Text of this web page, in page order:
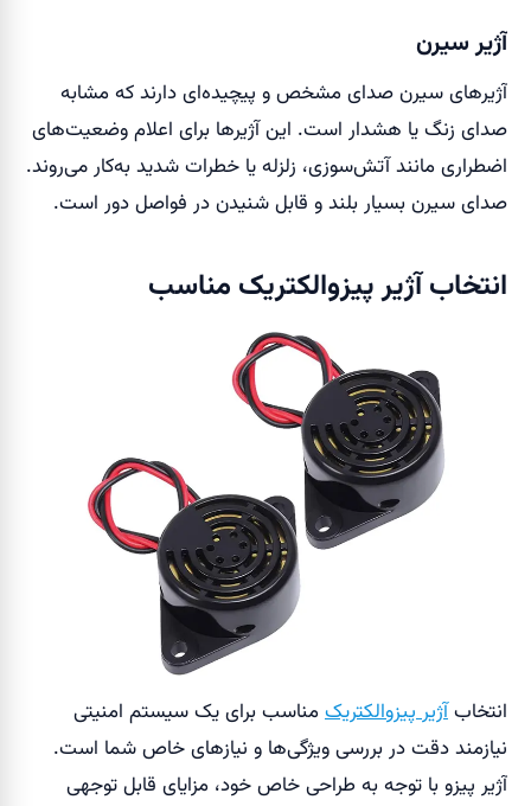
آژیر سیرن
آژیرهای سیرن صدای مشخص و پیچیده‌ای دارند که مشابه
صدای زنگ یا هشدار است. این آژیرها برای اعلام وضعیت‌های
اضطراری مانند آتش‌سوزی، زلزله یا خطرات شدید به‌کار می‌روند.
صدای سیرن بسیار بلند و قابل شنیدن در فواصل دور است.
انتخاب آژیر پیزوالکتریک مناسب
انتخابآژیر پیزوالکتریکمناسب برای یک سیستم امنیتی
نیازمند دقت در بررسی ویژگی‌ها و نیازهای خاص شما است.
آژیر پیزو با توجه به طراحی خاص خود، مزایای قابل توجهی